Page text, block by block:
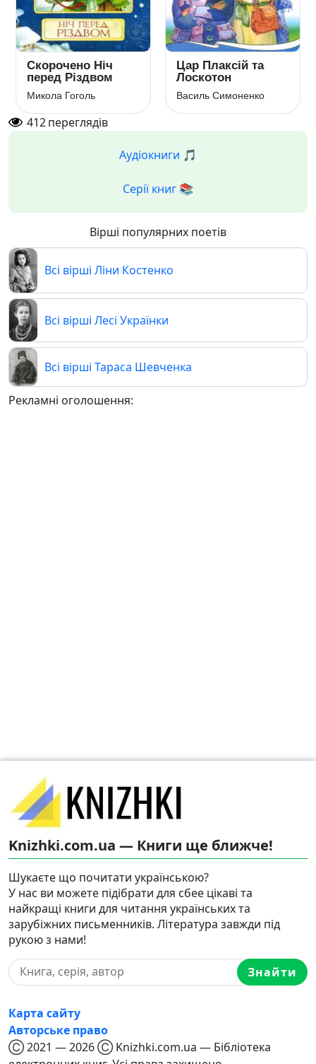
Скорочено Ніч
перед Різдвом
Микола Гоголь
Цар Плаксій та
Лоскотон
Василь Симоненко
412переглядів
Аудіокниги 🎵
Серії книг 📚
Вірші популярних поетів
Всі вірші Ліни Костенко
Всі вірші Лесі Українки
Всі вірші Тараса Шевченка
Рекламні оголошення:
Knizhki.com.ua — Книги ще ближче!
Шукаєте що почитати українською?
У нас ви можете підібрати для сбее цікаві та
найкращі книги для читання українських та
зарубіжних письменників. Література завжди під
рукою з нами!
Знайти
Карта сайту
Авторське право
Ⓒ 2021 — 2026 Ⓒ Knizhki.com.ua — Бібліотека